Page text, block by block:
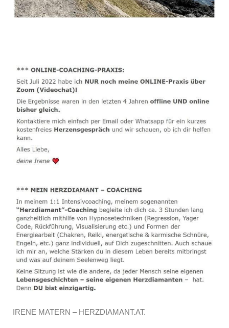
IRENE MATERN – HERZDIAMANT.AT.